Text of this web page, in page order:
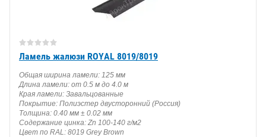
Ламель жалюзи ROYAL 8019/8019
Общая ширина ламели: 125 мм
Длина ламели: от 0.5 м до 4.0 м
Края ламели: Завальцованные
Покрытие: Полиэстер двусторонний (Россия)
Толщина: 0.40 мм ± 0.02 мм
Содержание цинка: Zn 100-140 г/м2
Цвет по RAL: 8019 Grey Brown